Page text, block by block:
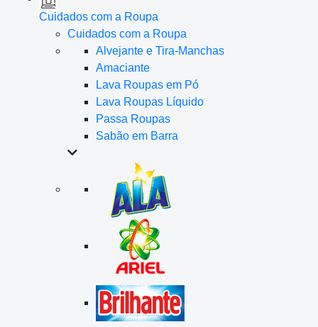
Cuidados com a Roupa
Cuidados com a Roupa
Alvejante e Tira-Manchas
Amaciante
Lava Roupas em Pó
Lava Roupas Líquido
Passa Roupas
Sabão em Barra